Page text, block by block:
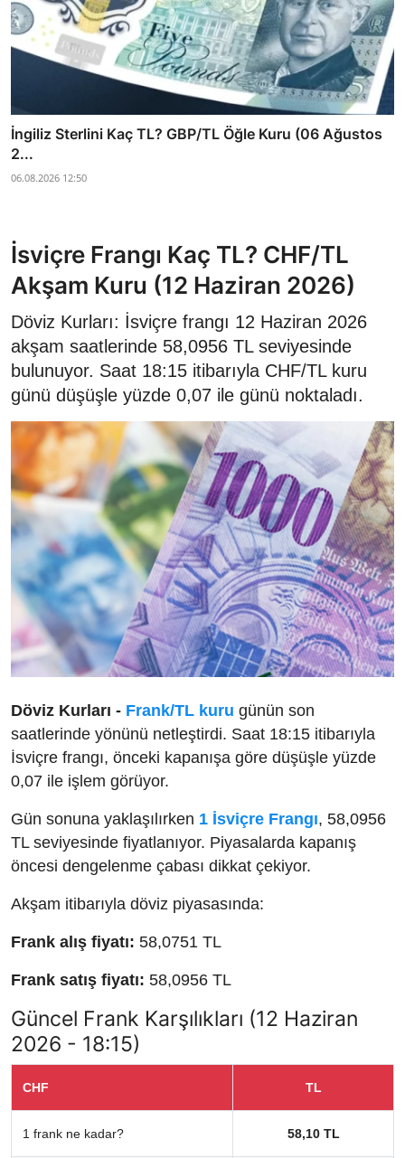
İngiliz Sterlini Kaç TL? GBP/TL Öğle Kuru (06 Ağustos
2...
06.08.2026 12:50
İsviçre Frangı Kaç TL? CHF/TL
Akşam Kuru (12 Haziran 2026)
Döviz Kurları: İsviçre frangı 12 Haziran 2026
akşam saatlerinde 58,0956 TL seviyesinde
bulunuyor. Saat 18:15 itibarıyla CHF/TL kuru
günü düşüşle yüzde 0,07 ile günü noktaladı.
Döviz Kurları - Frank/TL kuru günün son
saatlerinde yönünü netleştirdi. Saat 18:15 itibarıyla
İsviçre frangı, önceki kapanışa göre düşüşle yüzde
0,07 ile işlem görüyor.
Gün sonuna yaklaşılırken 1 İsviçre Frangı, 58,0956
TL seviyesinde fiyatlanıyor. Piyasalarda kapanış
öncesi dengelenme çabası dikkat çekiyor.
Akşam itibarıyla döviz piyasasında:
Frank alış fiyatı: 58,0751 TL
Frank satış fiyatı: 58,0956 TL
Güncel Frank Karşılıkları (12 Haziran
2026 - 18:15)
CHF TL
1 frank ne kadar? 58,10 TL